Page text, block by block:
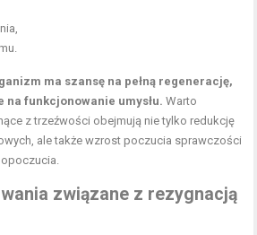
ma szansę na pełną regenerację,
na funkcjonowanie umysłu. Warto
z trzeźwości obejmują nie tylko redukcję
ale także wzrost poczucia sprawczości
związane z rezygnacją